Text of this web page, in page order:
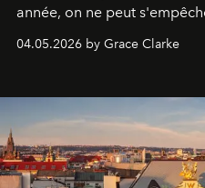
année, on ne peut
04.05.2026 by Grace Clarke